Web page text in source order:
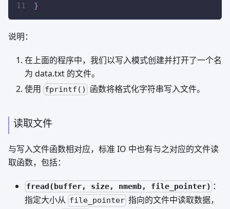
}
说明：
在上面的程序中，我们以写入模式创建并打开了一个名
为 data.txt 的文件。
使用 fprintf() 函数将格式化字符串写入文件。
读取文件
与写入文件函数相对应，标准 IO 中也有与之对应的文件读
取函数，包括：
fread(buffer, size, nmemb, file_pointer) ：
指定大小从 file_pointer 指向的文件中读取数据，